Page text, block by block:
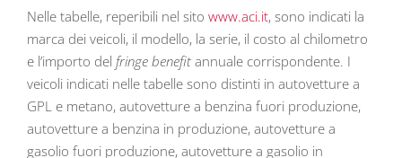
Nelle tabelle, reperibili nel sito www.aci.it, sono indicati la
marca dei veicoli, il modello, la serie, il costo al chilometro
e l’importo del fringe benefit annuale corrispondente. I
veicoli indicati nelle tabelle sono distinti in autovetture a
GPL e metano, autovetture a benzina fuori produzione,
autovetture a benzina in produzione, autovetture a
gasolio fuori produzione, autovetture a gasolio in